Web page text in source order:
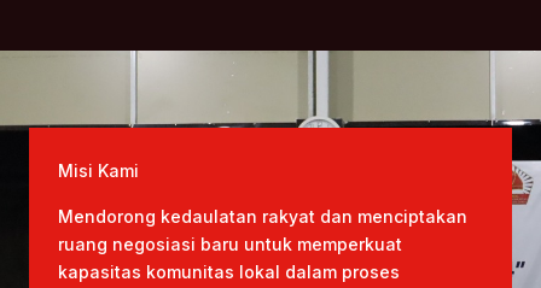
Misi Kami
Mendorong kedaulatan rakyat dan menciptakan
ruang negosiasi baru untuk memperkuat
kapasitas komunitas lokal dalam proses